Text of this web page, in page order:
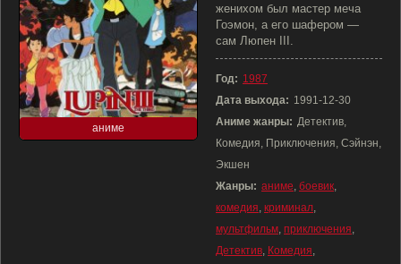
аниме
женихом был мастер меча
Гоэмон, а его шафером —
сам Люпен III.
Год: 1987
Дата выхода: 1991-12-30
Аниме жанры: Детектив,
Комедия, Приключения, Сэйнэн,
Экшен
Жанры: аниме, боевик,
комедия, криминал,
мультфильм, приключения,
Детектив, Комедия,